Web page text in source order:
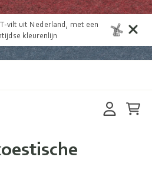
vilt uit Nederland , met een
kleurenlijn